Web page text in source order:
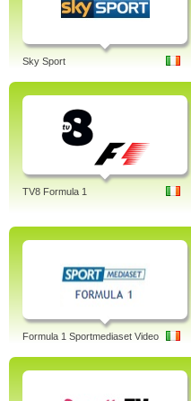
Sky Sport
TV8 Formula 1
Formula 1 Sportmediaset Video